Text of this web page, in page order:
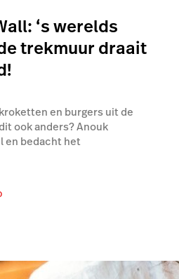
‘s werelds
trekmuur draait
en burgers uit de
ook anders? Anouk
en bedacht het